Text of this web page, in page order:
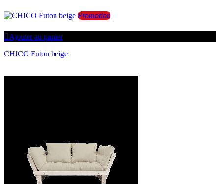
Promotion
Ajouter au panier
CHICO Futon beige